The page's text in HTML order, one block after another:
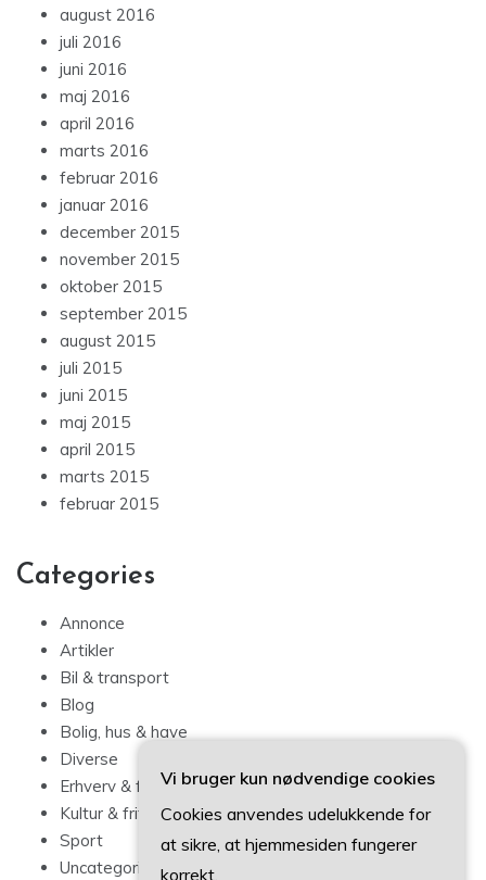
august 2016
juli 2016
juni 2016
maj 2016
april 2016
marts 2016
februar 2016
januar 2016
december 2015
november 2015
oktober 2015
september 2015
august 2015
juli 2015
juni 2015
maj 2015
april 2015
marts 2015
februar 2015
Categories
Annonce
Artikler
Bil & transport
Blog
Bolig, hus & have
Diverse
Erhverv & forbrug
Kultur & fritid
Sport
Uncategorized
Vi bruger kun nødvendige cookies
Cookies anvendes udelukkende for
at sikre, at hjemmesiden fungerer
korrekt.